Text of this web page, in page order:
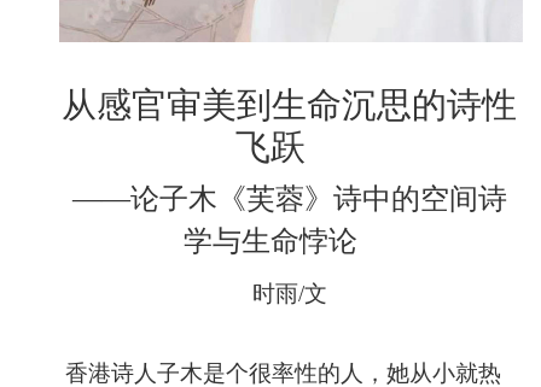
从感官审美到生命沉思的诗性
飞跃
——论子木《芙蓉》诗中的空间诗
学与生命悖论
时雨/文
香港诗人子木是个很率性的人，她从小就热